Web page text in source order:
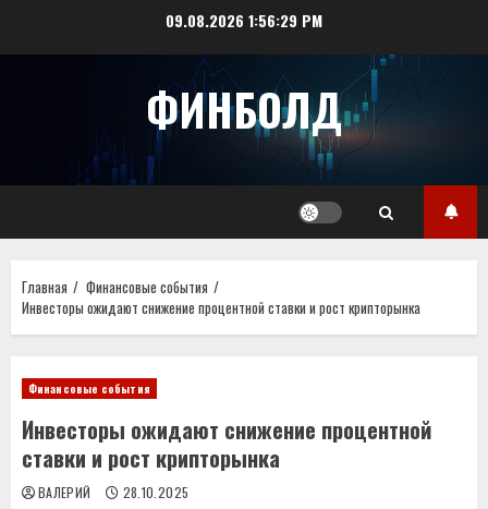
09.08.2026 1:56:29 PM
ФИНБОЛД
Главная
Финансовые события
Инвесторы ожидают снижение процентной ставки и рост крипторынка
Финансовые события
Инвесторы ожидают снижение процентной
ставки и рост крипторынка
ВАЛЕРИЙ 28.10.2025